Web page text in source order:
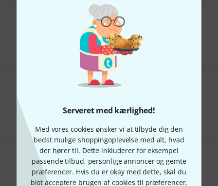
Serveret med kærlighed!
Med vores cookies ønsker vi at tilbyde dig den
bedst mulige shoppingoplevelse med alt, hvad
der hører til. Dette inkluderer for eksempel
passende tilbud, personlige annoncer og gemte
præferencer. Hvis du er okay med dette, skal du
blot acceptere brugen af cookies til præferencer,
Gratis levering fra 1.100 kr
Alle priser er inkl. moms
Kan du lide det du ser?
Del Hjælp og feedback